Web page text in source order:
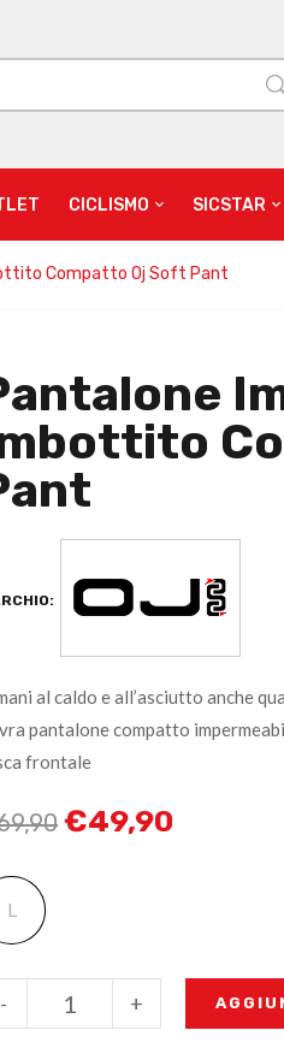
CICLISMO SICSTAR
Compatto Oj Soft Pant
al caldo e all’asciutto anche
pantalone compatto
frontale
€49,90
L
+
-